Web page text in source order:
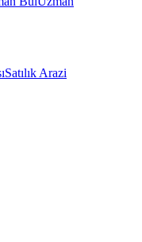
Satılık Arazi